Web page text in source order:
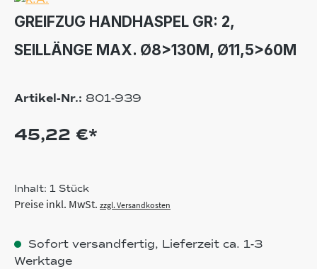
GREIFZUG HANDHASPEL GR: 2,
SEILLÄNGE MAX. Ø8>130M, Ø11,5>60M
Artikel-Nr.: 801-939
45,22 €*
Inhalt: 1 Stück
Preise inkl. MwSt. zzgl. Versandkosten
Sofort versandfertig, Lieferzeit ca. 1-3
Werktage